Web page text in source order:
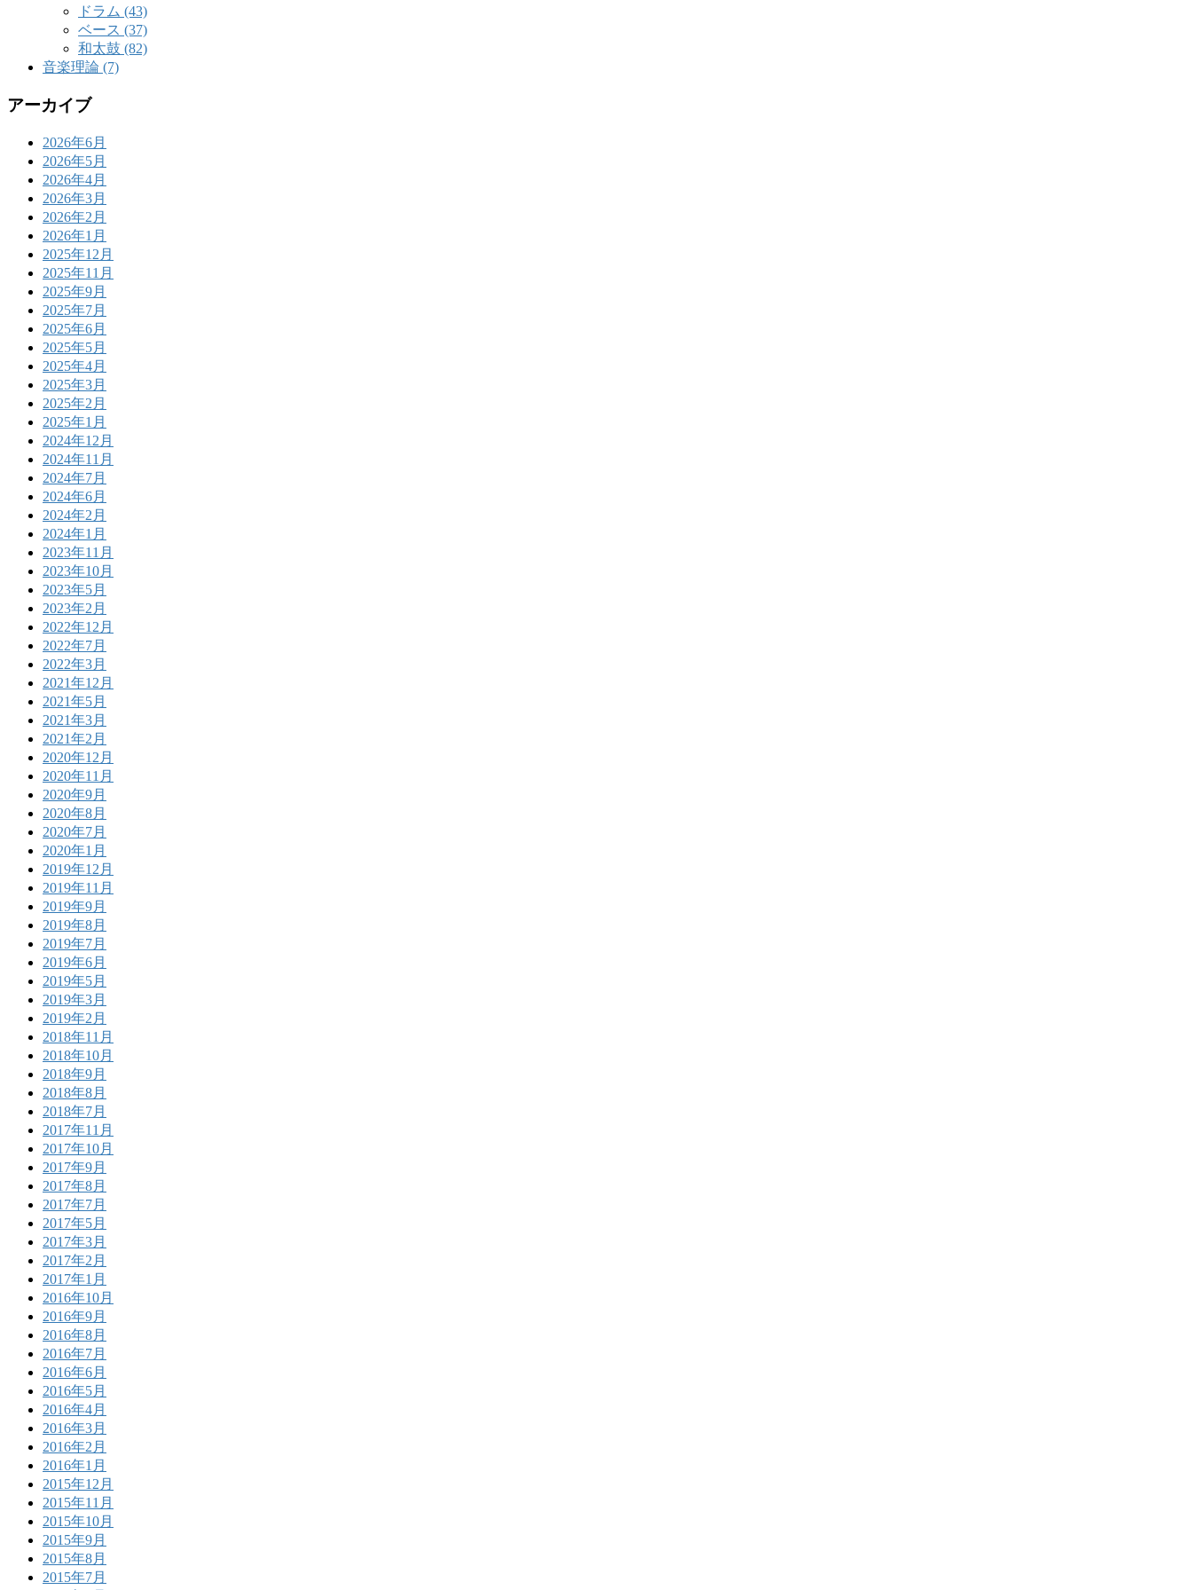
ドラム (43)
ベース (37)
和太鼓 (82)
音楽理論 (7)
アーカイブ
2026年6月
2026年5月
2026年4月
2026年3月
2026年2月
2026年1月
2025年12月
2025年11月
2025年9月
2025年7月
2025年6月
2025年5月
2025年4月
2025年3月
2025年2月
2025年1月
2024年12月
2024年11月
2024年7月
2024年6月
2024年2月
2024年1月
2023年11月
2023年10月
2023年5月
2023年2月
2022年12月
2022年7月
2022年3月
2021年12月
2021年5月
2021年3月
2021年2月
2020年12月
2020年11月
2020年9月
2020年8月
2020年7月
2020年1月
2019年12月
2019年11月
2019年9月
2019年8月
2019年7月
2019年6月
2019年5月
2019年3月
2019年2月
2018年11月
2018年10月
2018年9月
2018年8月
2018年7月
2017年11月
2017年10月
2017年9月
2017年8月
2017年7月
2017年5月
2017年3月
2017年2月
2017年1月
2016年10月
2016年9月
2016年8月
2016年7月
2016年6月
2016年5月
2016年4月
2016年3月
2016年2月
2016年1月
2015年12月
2015年11月
2015年10月
2015年9月
2015年8月
2015年7月